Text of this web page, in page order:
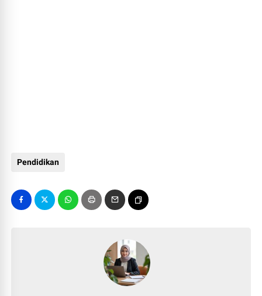
Pendidikan